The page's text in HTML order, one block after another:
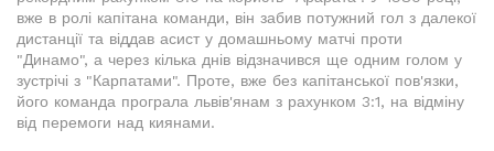
вже в ролі капітана команди, він забив потужний гол з далекої
дистанції та віддав асист у домашньому матчі проти
"Динамо", а через кілька днів відзначився ще одним голом у
зустрічі з "Карпатами". Проте, вже без капітанської пов'язки,
його команда програла львів'янам з рахунком 3:1, на відміну
від перемоги над киянами.